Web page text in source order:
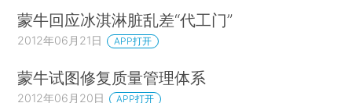
蒙牛回应冰淇淋脏乱差“代工门”
2012年06月21日 APP打开
蒙牛试图修复质量管理体系
2012年06月20日 APP打开